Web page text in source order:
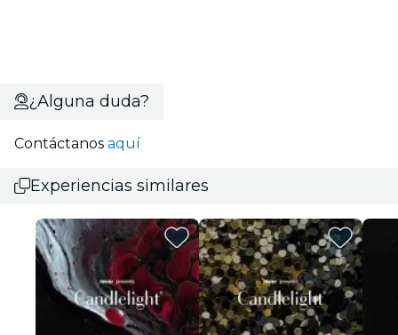
¿Alguna duda?
Contáctanos aquí
Experiencias similares